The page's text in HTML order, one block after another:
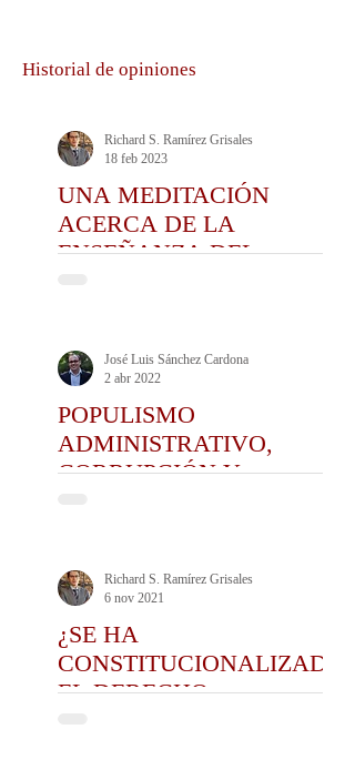
Historial de opiniones
UNA MEDITACIÓN
ACERCA DE LA
ENSEÑANZA DEL
Richard S. Ramírez Grisales
18 feb 2023
POPULISMO
ADMINISTRATIVO,
CORRUPCIÓN Y
José Luis Sánchez Cardona
2 abr 2022
¿SE HA
CONSTITUCIONALIZADO
EL DERECHO
Richard S. Ramírez Grisales
6 nov 2021